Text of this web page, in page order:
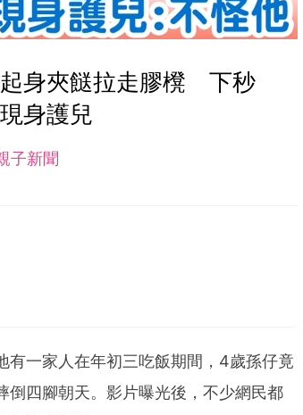
起身夾餸拉走膠櫈 下秒
身護兒
子新聞
有一家人在年初三吃飯期間，4歲孫仔竟
倒四腳朝天。影片曝光後，不少網民都